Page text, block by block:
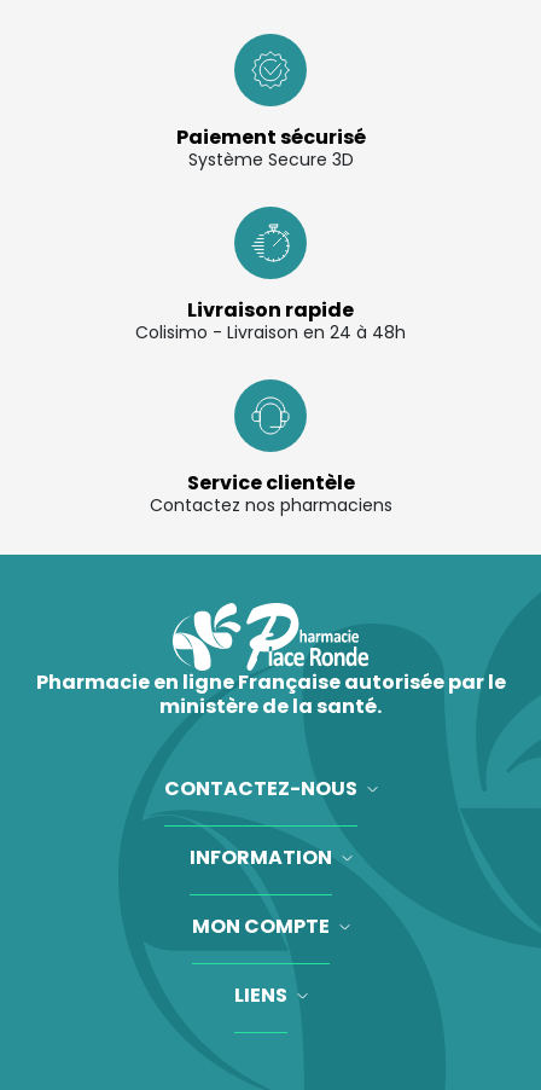
Paiement sécurisé
Système Secure 3D
Livraison rapide
Colisimo - Livraison en 24 à 48h
Service clientèle
Contactez nos pharmaciens
Pharmacie en ligne Française autorisée par le
ministère de la santé.
CONTACTEZ-NOUS
INFORMATION
MON COMPTE
LIENS